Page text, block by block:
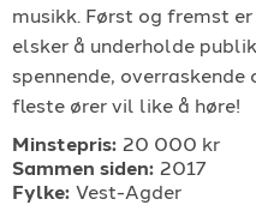
Support
musikk. Først og fremst
elsker å underholde
spennende,
fleste ører vil like å høre!
Minstepris: 20 000 kr
Sammen siden: 2017
Fylke: Vest-Agder